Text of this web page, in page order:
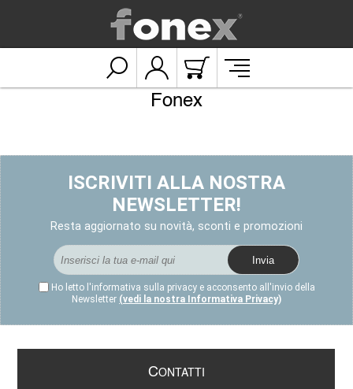
Fonex
ISCRIVITI ALLA NOSTRA
NEWSLETTER!
Resta aggiornato su novità, sconti e promozioni
Ho letto l'informativa sulla privacy e acconsento all'invio della
Newsletter (vedi la nostra Informativa Privacy)
CONTATTI